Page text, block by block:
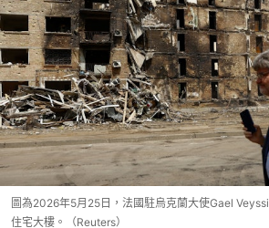
圖為2026年5月25日，法國駐烏克蘭大使Gael
住宅大樓。（Reuters）